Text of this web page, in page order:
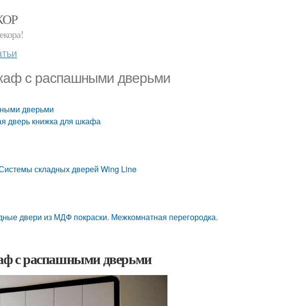
с распашными дверьми
дверьми
дверь книжка для шкафа
складных дверей Wing Line
двери из МДФ покраски. Межкомнатная перегородка.
с распашными дверьми